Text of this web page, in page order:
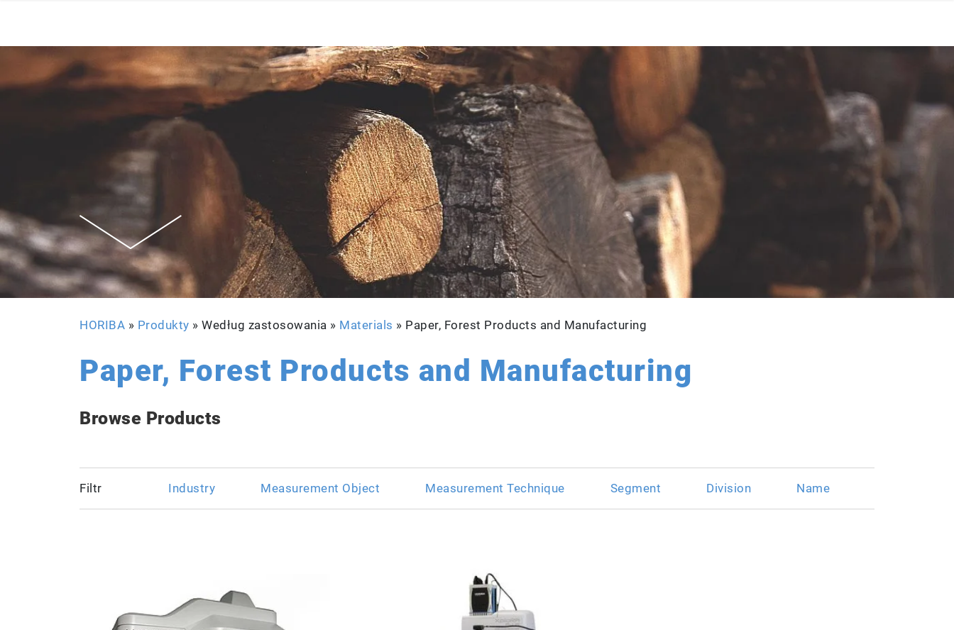
HORIBA » Produkty » Według zastosowania » Materials » Paper, Forest Products and Manufacturing
Paper, Forest Products and Manufacturing
Browse Products
Filtr Industry Measurement Object Measurement Technique Segment Division Name